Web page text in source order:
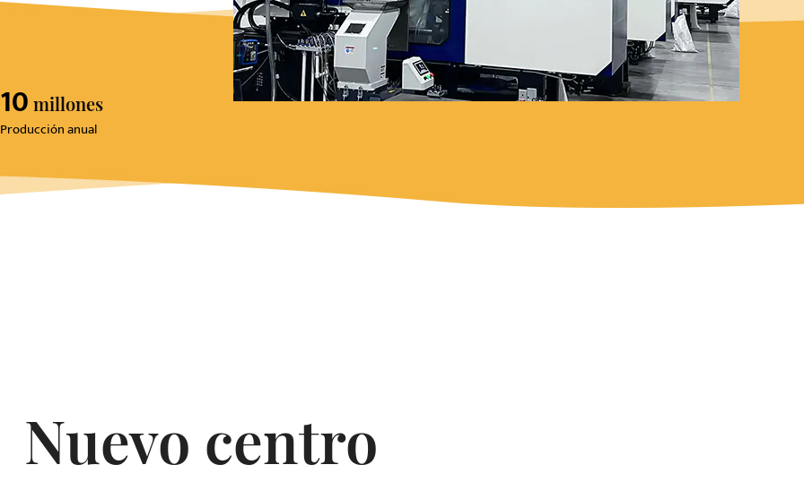
10 Millones
Producción anual
Nuevo centro